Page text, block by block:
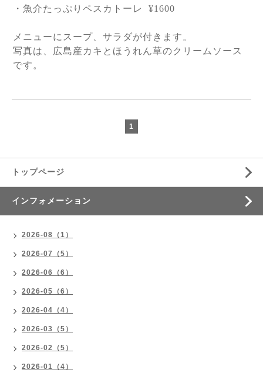
・魚介たっぷりペスカトーレ
¥1600
メニューにスープ、サラダが付きます。
写真は、広島産カキとほうれん草のクリームソース
です。
1
トップページ
インフォメーション
2026-08（1）
2026-07（5）
2026-06（6）
2026-05（6）
2026-04（4）
2026-03（5）
2026-02（5）
2026-01（4）